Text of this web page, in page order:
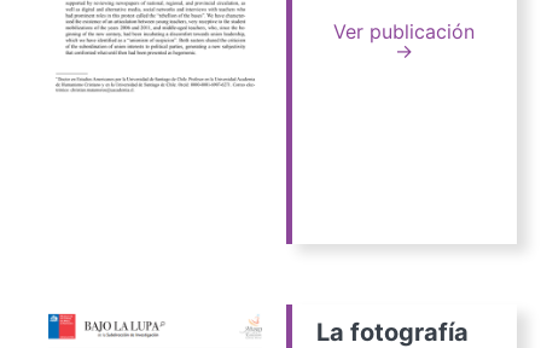
Ver publicación
→
La fotografía